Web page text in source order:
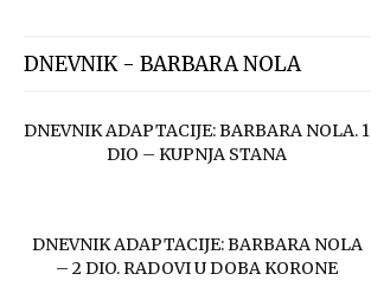
DNEVNIK - BARBARA NOLA
DNEVNIK ADAPTACIJE: BARBARA NOLA. 1
DIO – KUPNJA STANA
DNEVNIK ADAPTACIJE: BARBARA NOLA
– 2 DIO. RADOVI U DOBA KORONE